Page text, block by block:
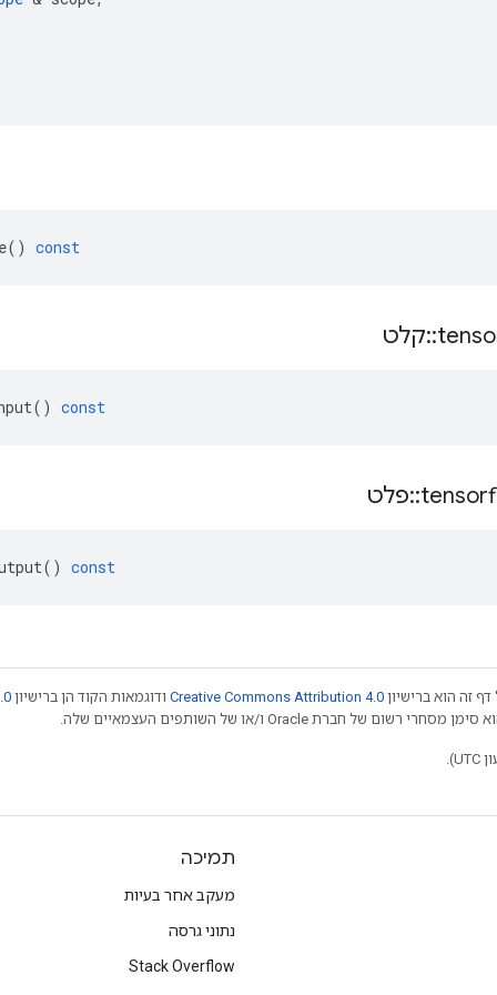
() const
::קלט
() const
::פלט
() const
זה הוא ברישיון Creative Commons Attribution 4.0 ודוגמאות הקוד הן ברישיון
תמיכה
מעקב אחר בעיות
נתוני גרסה
Stack Overflow